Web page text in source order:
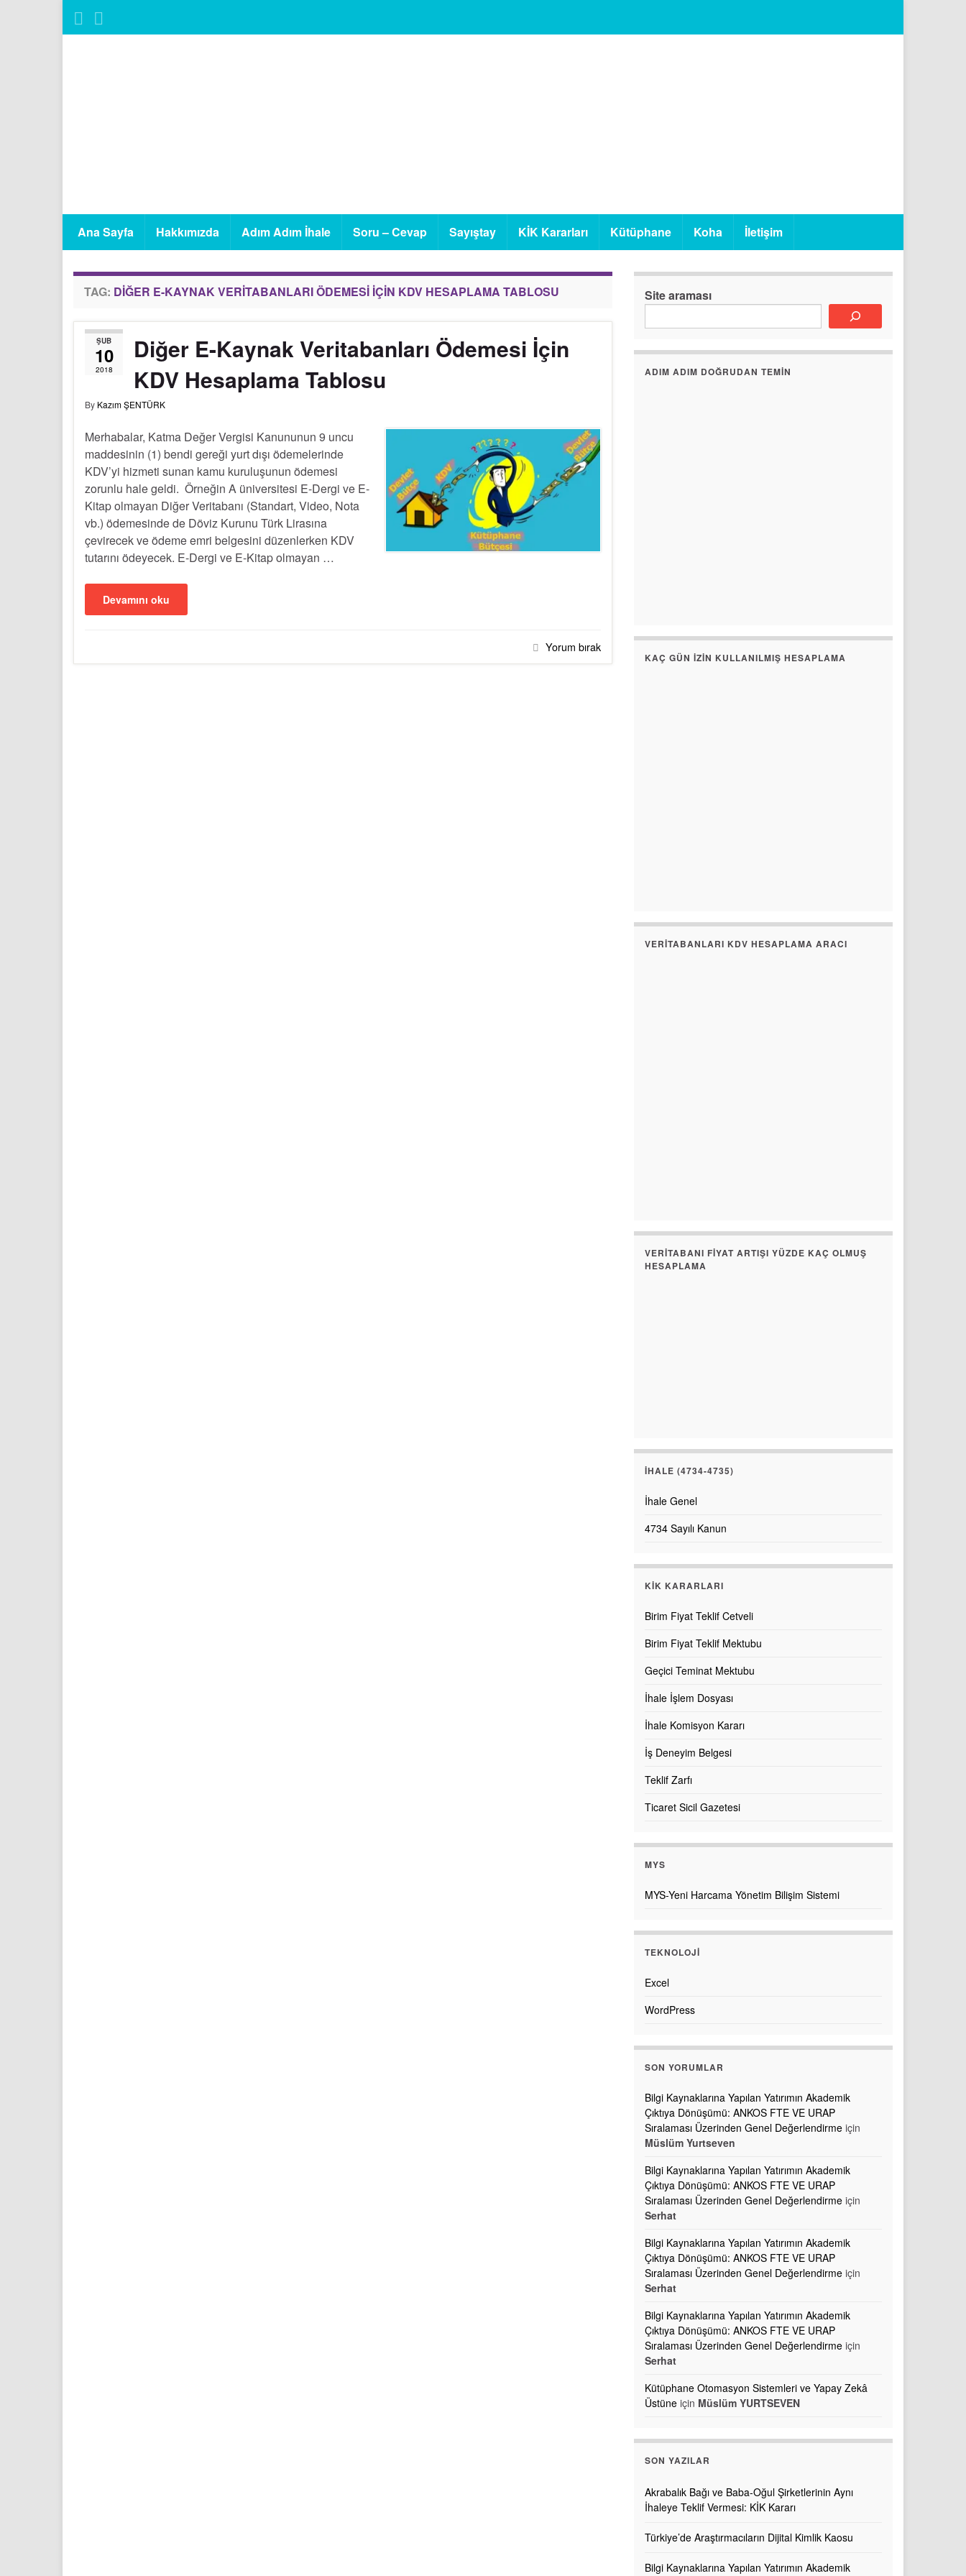
Ana Sayfa Hakkımızda Adım Adım İhale Soru – Cevap Sayıştay KİK Kararları Kütüphane Koha İletişim
TAG: DIĞER E-KAYNAK VERITABANLARI ÖDEMESI İÇIN KDV HESAPLAMA TABLOSU
ŞUB
10
2018
Diğer E-Kaynak Veritabanları Ödemesi İçin
KDV Hesaplama Tablosu
By Kazım ŞENTÜRK
Merhabalar, Katma Değer Vergisi Kanununun 9 uncu
maddesinin (1) bendi gereği yurt dışı ödemelerinde
KDV’yi hizmeti sunan kamu kuruluşunun ödemesi
zorunlu hale geldi. Örneğin A üniversitesi E-Dergi ve E-
Kitap olmayan Diğer Veritabanı (Standart, Video, Nota
vb.) ödemesinde de Döviz Kurunu Türk Lirasına
çevirecek ve ödeme emri belgesini düzenlerken KDV
tutarını ödeyecek. E-Dergi ve E-Kitap olmayan …
Devamını oku
Yorum bırak
Site araması
ADIM ADIM DOĞRUDAN TEMIN
KAÇ GÜN İZIN KULLANILMIŞ HESAPLAMA
VERITABANLARI KDV HESAPLAMA ARACI
VERITABANI FIYAT ARTIŞI YÜZDE KAÇ OLMUŞ
HESAPLAMA
İHALE (4734-4735)
İhale Genel
4734 Sayılı Kanun
KİK KARARLARI
Birim Fiyat Teklif Cetveli
Birim Fiyat Teklif Mektubu
Geçici Teminat Mektubu
İhale İşlem Dosyası
İhale Komisyon Kararı
İş Deneyim Belgesi
Teklif Zarfı
Ticaret Sicil Gazetesi
MYS
MYS-Yeni Harcama Yönetim Bilişim Sistemi
TEKNOLOJI
Excel
WordPress
SON YORUMLAR
Bilgi Kaynaklarına Yapılan Yatırımın Akademik
Çıktıya Dönüşümü: ANKOS FTE VE URAP
Sıralaması Üzerinden Genel Değerlendirme için
Müslüm Yurtseven
Bilgi Kaynaklarına Yapılan Yatırımın Akademik
Çıktıya Dönüşümü: ANKOS FTE VE URAP
Sıralaması Üzerinden Genel Değerlendirme için
Serhat
Bilgi Kaynaklarına Yapılan Yatırımın Akademik
Çıktıya Dönüşümü: ANKOS FTE VE URAP
Sıralaması Üzerinden Genel Değerlendirme için
Serhat
Bilgi Kaynaklarına Yapılan Yatırımın Akademik
Çıktıya Dönüşümü: ANKOS FTE VE URAP
Sıralaması Üzerinden Genel Değerlendirme için
Serhat
Kütüphane Otomasyon Sistemleri ve Yapay Zekâ
Üstüne için Müslüm YURTSEVEN
SON YAZILAR
Akrabalık Bağı ve Baba-Oğul Şirketlerinin Aynı
İhaleye Teklif Vermesi: KİK Kararı
Türkiye’de Araştırmacıların Dijital Kimlik Kaosu
Bilgi Kaynaklarına Yapılan Yatırımın Akademik